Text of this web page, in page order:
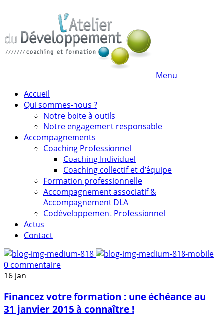
Menu
Accueil
Qui sommes-nous ?
Notre boite à outils
Notre engagement responsable
Accompagnements
Coaching Professionnel
Coaching Individuel
Coaching collectif et d’équipe
Formation professionnelle
Accompagnement associatif &
Accompagnement DLA
Codéveloppement Professionnel
Actus
Contact
0 commentaire
16 jan
Financez votre formation : une échéance au
31 janvier 2015 à connaître !